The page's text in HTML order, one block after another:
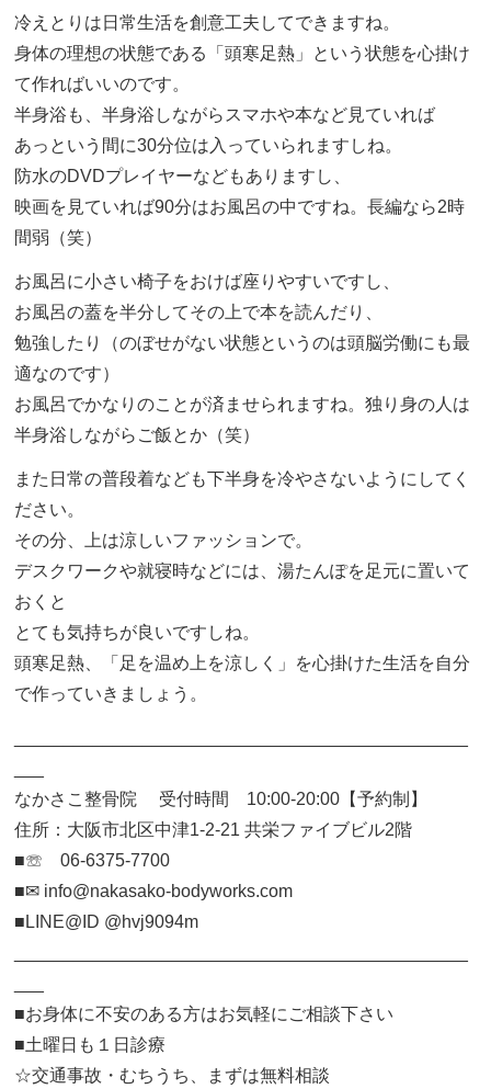
冷えとりは日常生活を創意工夫してできますね。
身体の理想の状態である「頭寒足熱」という状態を心掛け
て作ればいいのです。
半身浴も、半身浴しながらスマホや本など見ていれば
あっという間に30分位は入っていられますしね。
防水のDVDプレイヤーなどもありますし、
映画を見ていれば90分はお風呂の中ですね。長編なら2時
間弱（笑）
お風呂に小さい椅子をおけば座りやすいですし、
お風呂の蓋を半分してその上で本を読んだり、
勉強したり（のぼせがない状態というのは頭脳労働にも最
適なのです）
お風呂でかなりのことが済ませられますね。独り身の人は
半身浴しながらご飯とか（笑）
また日常の普段着なども下半身を冷やさないようにしてく
ださい。
その分、上は涼しいファッションで。
デスクワークや就寝時などには、湯たんぽを足元に置いて
おくと
とても気持ちが良いですしね。
頭寒足熱、「足を温め上を涼しく」を心掛けた生活を自分
で作っていきましょう。
なかさこ整骨院 受付時間 10:00-20:00【予約制】
住所：大阪市北区中津1-2-21 共栄ファイブビル2階
■☏ 06-6375-7700
■✉︎ info@nakasako-bodyworks.com
■LINE@ID @hvj9094m
■お身体に不安のある方はお気軽にご相談下さい
■土曜日も１日診療
☆交通事故・むちうち、まずは無料相談